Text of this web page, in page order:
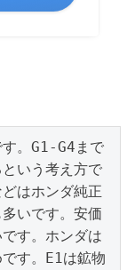
。G1-G4まで
いう考え方で
はホンダ純正
いです。安価
す。ホンダは
す。E1は鉱物